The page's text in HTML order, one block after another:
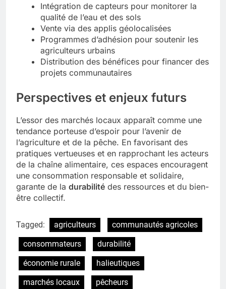
Intégration de capteurs pour monitorer la
qualité de l’eau et des sols
Vente via des applis géolocalisées
Programmes d’adhésion pour soutenir les
agriculteurs urbains
Distribution des bénéfices pour financer des
projets communautaires
Perspectives et enjeux futurs
L’essor des marchés locaux apparaît comme une
tendance porteuse d’espoir pour l’avenir de
l’agriculture et de la pêche. En favorisant des
pratiques vertueuses et en rapprochant les acteurs
de la chaîne alimentaire, ces espaces encouragent
une consommation responsable et solidaire,
garante de la durabilité des ressources et du bien-
être collectif.
Tagged: agriculteurs
communautés agricoles
consommateurs
durabilité
économie rurale
halieutiques
marchés locaux
pêcheurs